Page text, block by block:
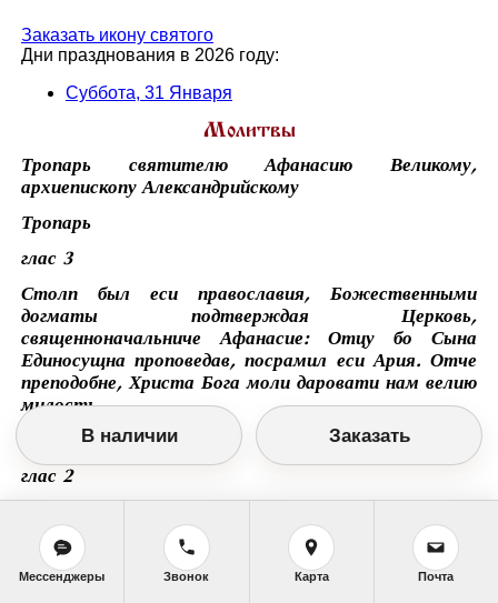
Заказать икону святого
Дни празднования в 2026 году:
Суббота, 31 Января
Молитвы
Тропарь святителю Афанасию Великому,
архиепископу Александрийскому
Тропарь
глас 3
Столп был еси православия, Божественными
догматы подтверждая Церковь,
священноначальниче Афанасие: Отцу бо Сына
Единосущна проповедав, посрамил еси Ария. Отче
преподобне, Христа Бога моли даровати нам велию
милость.
глас 2
изсекл еси, умножив семя веры одождением Духа,
преподобне, темже тя поем, Афанасие.
В наличии Заказать
Мессенджеры Звонок Карта Почта